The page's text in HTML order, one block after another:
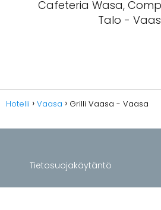
Cafeteria Wasa,
Talo -
Hotelli Vaasa Grilli Vaasa - Vaasa
Tietosuojakäytäntö